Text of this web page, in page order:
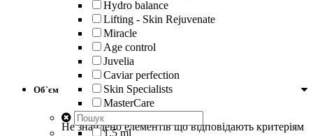
Hydro balance
Lifting - Skin Rejuvenate
Miracle
Age control
Juvelia
Caviar perfection
Skin Specialists
MasterCare
Не знайдено елементів що відповідають критеріям
Об`єм
1,5 ml